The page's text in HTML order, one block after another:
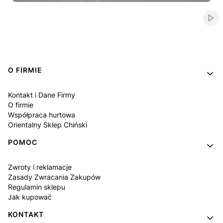
Linki w stopce
O FIRMIE
Kontakt i Dane Firmy
O firmie
Współpraca hurtowa
Orientalny Sklep Chiński
POMOC
Zwroty i reklamacje
Zasady Zwracania Zakupów
Regulamin sklepu
Jak kupować
KONTAKT